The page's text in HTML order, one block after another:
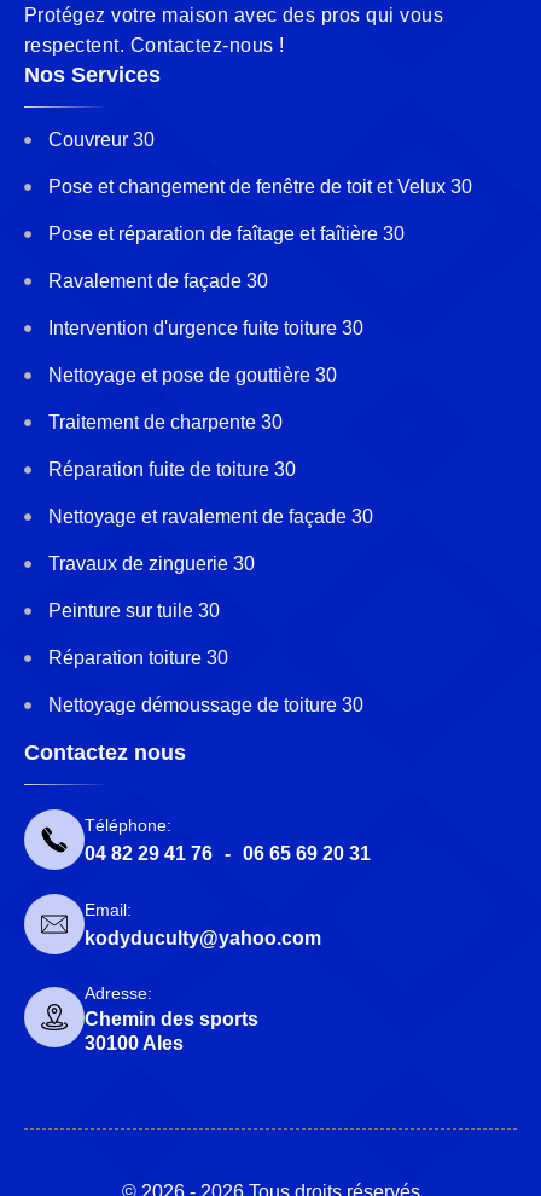
Protégez votre maison avec des pros qui vous
respectent. Contactez-nous !
Nos Services
Couvreur 30
Pose et changement de fenêtre de toit et Velux 30
Pose et réparation de faîtage et faîtière 30
Ravalement de façade 30
Intervention d'urgence fuite toiture 30
Nettoyage et pose de gouttière 30
Traitement de charpente 30
Réparation fuite de toiture 30
Nettoyage et ravalement de façade 30
Travaux de zinguerie 30
Peinture sur tuile 30
Réparation toiture 30
Nettoyage démoussage de toiture 30
Contactez nous
Téléphone:
04 82 29 41 76 - 06 65 69 20 31
Email:
kodyduculty@yahoo.com
Adresse:
Chemin des sports
30100 Ales